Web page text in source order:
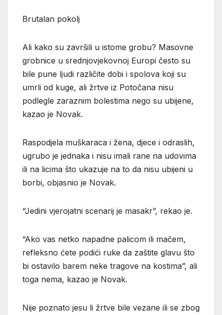
Brutalan pokolj
Ali kako su završili u istome grobu? Masovne
grobnice u srednjovjekovnoj Europi često su
bile pune ljudi različite dobi i spolova koji su
umrli od kuge, ali žrtve iz Potočana nisu
podlegle zaraznim bolestima nego su ubijene,
kazao je Novak.
Raspodjela muškaraca i žena, djece i odraslih,
ugrubo je jednaka i nisu imali rane na udovima
ili na licima što ukazuje na to da nisu ubijeni u
borbi, objasnio je Novak.
“Jedini vjerojatni scenarij je masakr”, rekao je.
“Ako vas netko napadne palicom ili mačem,
refleksno ćete podići ruke da zaštite glavu što
bi ostavilo barem neke tragove na kostima”, ali
toga nema, kazao je Novak.
Nije poznato jesu li žrtve bile vezane ili se zbog